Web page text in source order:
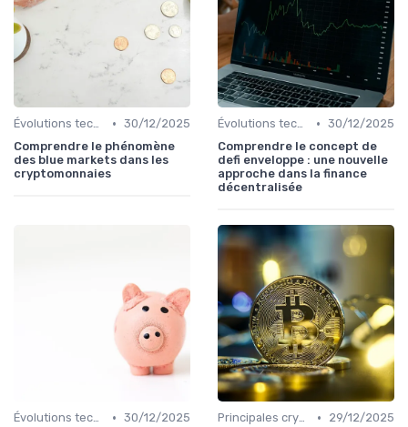
Évolutions technologiques (DeFi, NFTs, etc.) • 30/12/2025
Comprendre le phénomène
des blue markets dans les
cryptomonnaies
Évolutions technologiques (DeFi, NFTs, etc.) • 30/12/2025
Comprendre le concept de
defi enveloppe : une nouvelle
approche dans la finance
décentralisée
Évolutions technologiques (DeFi, NFTs, etc.) • 30/12/2025
Principales cryptomonnaies pour l'investissement •
29/12/2025